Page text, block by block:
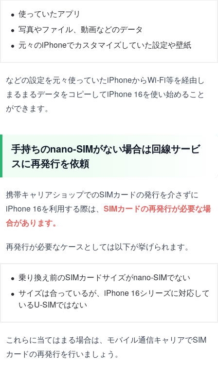
使っていたアプリ
写真やファイル、動画などのデータ
元々のiPhoneでカスタマイズしていた設定や壁紙
などの設定を元々使っていたiPhoneからWi-Fi等を経由し
まるまるデータをコピーしてiPhone 16を使い始めること
ができます。
手持ちのnano-SIMがない場合は回線サービ
スに再発行を依頼
携帯キャリアショップでのSIMカードの発行を介さずに
iPhone 16を利用する際は、 SIMカードの再発行が必要な場
合があります。
再発行が必要なケースとしては以下が挙げられます。
乗り換え前のSIMカードサイズがnano-SIMでない
サイズは合っているが、iPhone 16シリーズに対応して
いるU-SIMではない
これらに当てはまる場合は、モバイル通信キャリアでSIM
カードの再発行を行いましょう。